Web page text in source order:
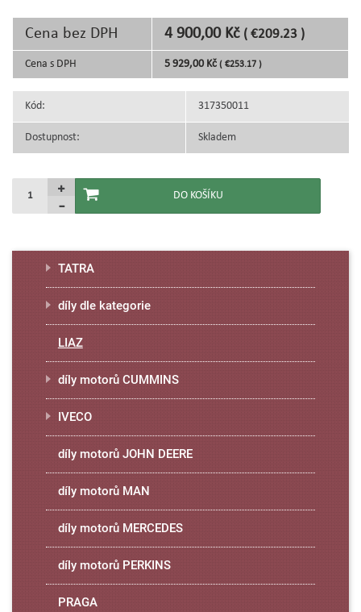
Cena bez DPH 4 900,00 Kč ( €209.23 )
Cena s DPH 5 929,00 Kč ( €253.17 )
Kód: 317350011
Dostupnost: Skladem
TATRA
díly dle kategorie
LIAZ
díly motorů CUMMINS
IVECO
díly motorů JOHN DEERE
díly motorů MAN
díly motorů MERCEDES
díly motorů PERKINS
PRAGA